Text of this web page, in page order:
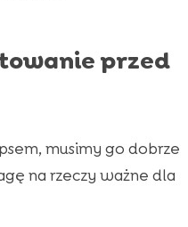
przed
musimy go dobrze
na rzeczy ważne dla